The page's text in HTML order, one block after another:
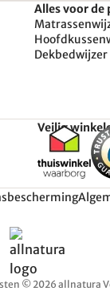
Alles voor de
Dekbedwijzer
Veilig
© 2026 allnatura